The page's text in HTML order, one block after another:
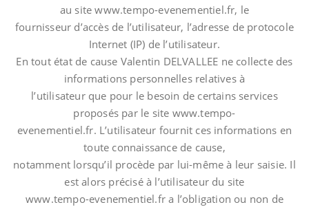
au site www.tempo-evenementiel.fr, le
fournisseur d’accès de l’utilisateur, l’adresse de protocole
Internet (IP) de l’utilisateur.
En tout état de cause Valentin DELVALLEE ne collecte des
informations personnelles relatives à
l’utilisateur que pour le besoin de certains services
proposés par le site www.tempo-
evenementiel.fr. L’utilisateur fournit ces informations en
toute connaissance de cause,
notamment lorsqu’il procède par lui-même à leur saisie. Il
est alors précisé à l’utilisateur du site
www.tempo-evenementiel.fr a l’obligation ou non de